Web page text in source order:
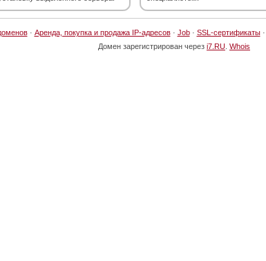
· Аренда, покупка и продажа IP-адресов· Job· SSL-сертификаты·
Домен зарегистрирован через i7.RU Whois